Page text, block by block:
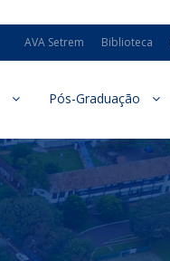
AVA Setrem Biblioteca
Pós-Graduação